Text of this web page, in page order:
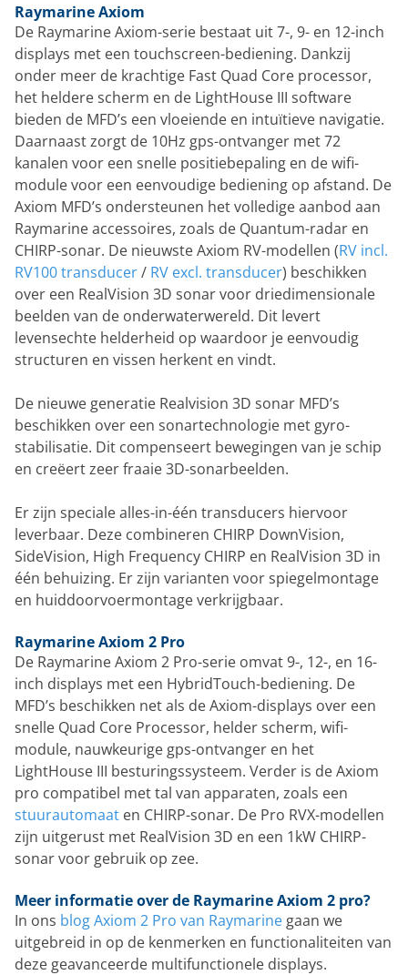
Raymarine Axiom
De Raymarine Axiom-serie bestaat uit 7-, 9- en 12-inch
displays met een touchscreen-bediening. Dankzij
onder meer de krachtige Fast Quad Core processor,
het heldere scherm en de LightHouse III software
bieden de MFD’s een vloeiende en intuïtieve navigatie.
Daarnaast zorgt de 10Hz gps-ontvanger met 72
kanalen voor een snelle positiebepaling en de wifi-
module voor een eenvoudige bediening op afstand. De
Axiom MFD’s ondersteunen het volledige aanbod aan
Raymarine accessoires, zoals de Quantum-radar en
CHIRP-sonar. De nieuwste Axiom RV-modellen (RV incl.
RV100 transducer/ RV excl. transducer) beschikken
over een RealVision 3D sonar voor driedimensionale
beelden van de onderwaterwereld. Dit levert
levensechte helderheid op waardoor je eenvoudig
structuren en vissen herkent en vindt.
De nieuwe generatie Realvision 3D sonar MFD’s
beschikken over een sonartechnologie met gyro-
stabilisatie. Dit compenseert bewegingen van je schip
en creëert zeer fraaie 3D-sonarbeelden.
Er zijn speciale alles-in-één transducers hiervoor
leverbaar. Deze combineren CHIRP DownVision,
SideVision, High Frequency CHIRP en RealVision 3D in
één behuizing. Er zijn varianten voor spiegelmontage
en huiddoorvoermontage verkrijgbaar.
Raymarine Axiom 2 Pro
De Raymarine Axiom 2 Pro-serie omvat 9-, 12-, en 16-
inch displays met een HybridTouch-bediening. De
MFD’s beschikken net als de Axiom-displays over een
snelle Quad Core Processor, helder scherm, wifi-
module, nauwkeurige gps-ontvanger en het
LightHouse III besturingssysteem. Verder is de Axiom
pro compatibel met tal van apparaten, zoals een
stuurautomaat en CHIRP-sonar. De Pro RVX-modellen
zijn uitgerust met RealVision 3D en een 1kW CHIRP-
sonar voor gebruik op zee.
Meer informatie over de Raymarine Axiom 2 pro?
In ons blog Axiom 2 Pro van Raymarine gaan we
uitgebreid in op de kenmerken en functionaliteiten van
deze geavanceerde multifunctionele displays.